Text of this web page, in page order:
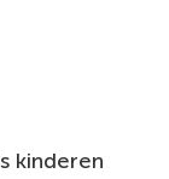
kinderen